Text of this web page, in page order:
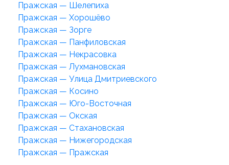
Пражская — Шелепиха
Пражская — Хорошёво
Пражская — Зорге
Пражская — Панфиловская
Пражская — Некрасовка
Пражская — Лухмановская
Пражская — Улица Дмитриевского
Пражская — Косино
Пражская — Юго-Восточная
Пражская — Окская
Пражская — Стахановская
Пражская — Нижегородская
Пражская — Пражская